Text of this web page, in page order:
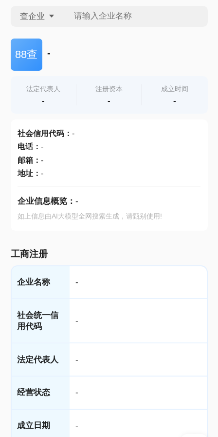
查企业
查企业
查产地
88查 -
法定代表人
-
注册资本
-
成立时间
-
社会信用代码： -
电话： -
邮箱： -
地址： -
企业信息概览： -
如上信息由AI大模型全网搜索生成，请甄别使用!
工商注册
企业名称 -
社会统一信
用代码
-
法定代表人 -
经营状态 -
成立日期 -